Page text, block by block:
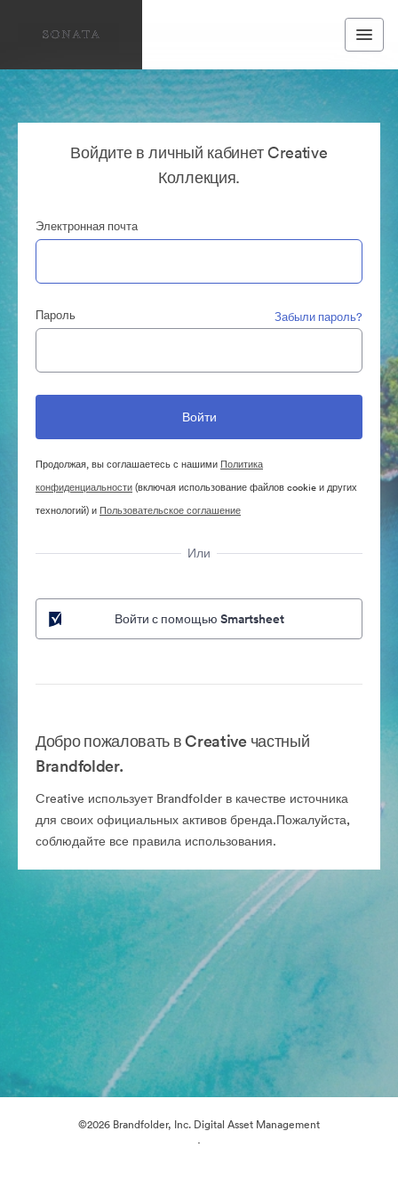
Войдите в личный кабинет Creative
Коллекция.
Электронная почта
Пароль Забыли пароль?
Продолжая, вы соглашаетесь с нашими Политика
конфиденциальности(включая использование файлов cookie и других
технологий) и Пользовательское соглашение
Или
Войти с помощью Smartsheet
Добро пожаловать в Creative частный
Brandfolder.
Creative использует Brandfolder в качестве источника
для своих официальных активов бренда.Пожалуйста,
соблюдайте все правила использования.
©2026 Brandfolder, Inc. Digital Asset Management
·